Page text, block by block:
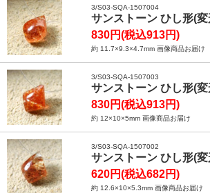
3/S03-SQA-1507004
サンストーン ひし形(変
830円(税込913円)
約 11.7×9.3×4.7mm 画像商品お届け
3/S03-SQA-1507003
サンストーン ひし形(変
830円(税込913円)
約 12×10×5mm 画像商品お届け
3/S03-SQA-1507002
サンストーン ひし形(変
620円(税込682円)
約 12.6×10×5.3mm 画像商品お届け